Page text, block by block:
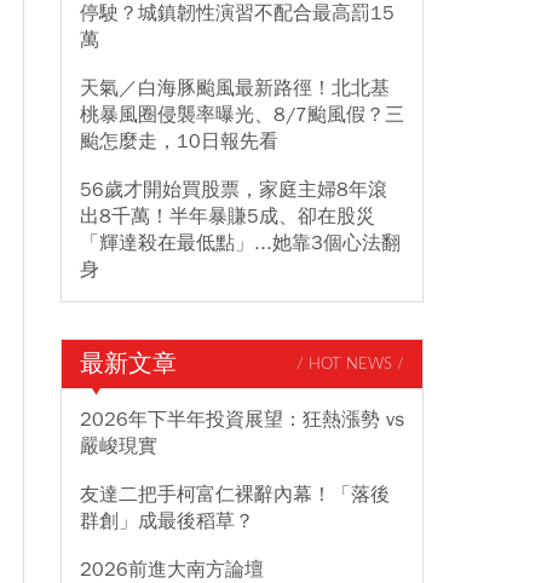
停駛？城鎮韌性演習不配合最高罰15
萬
天氣／白海豚颱風最新路徑！北北基
桃暴風圈侵襲率曝光、8/7颱風假？三
颱怎麼走，10日報先看
56歲才開始買股票，家庭主婦8年滾
出8千萬！半年暴賺5成、卻在股災
「輝達殺在最低點」...她靠3個心法翻
身
最新文章 / HOT NEWS /
2026年下半年投資展望：狂熱漲勢 vs
嚴峻現實
友達二把手柯富仁裸辭內幕！「落後
群創」成最後稻草？
2026前進大南方論壇